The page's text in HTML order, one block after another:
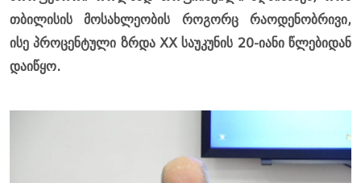
თბილისის მოსახლეობის როგორც რაოდენობრივი,
ისე პროცენტული ზრდა XX საუკუნის 20-იანი წლებიდან
დაიწყო.